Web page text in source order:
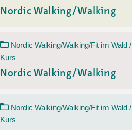
Nordic Walking/Walking
Nordic Walking/Walking/Fit im Wald /
Kurs
Nordic Walking/Walking
Nordic Walking/Walking/Fit im Wald /
Kurs